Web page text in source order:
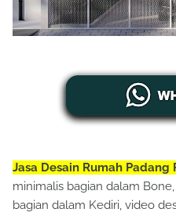
Jasa Desain Rumah Padang
minimalis bagian dalam
bagian dalam Kediri, video